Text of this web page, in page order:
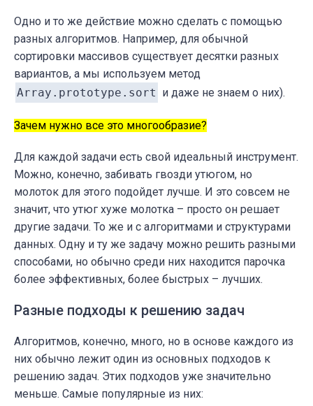
Одно и то же действие можно сделать с помощью
разных алгоритмов. Например, для обычной
сортировки массивов существует десятки разных
вариантов, а мы используем метод
Array.prototype.sort и даже не знаем о них).
Зачем нужно все это многообразие?
Для каждой задачи есть свой идеальный инструмент.
Можно, конечно, забивать гвозди утюгом, но
молоток для этого подойдет лучше. И это совсем не
значит, что утюг хуже молотка – просто он решает
другие задачи. То же и с алгоритмами и структурами
данных. Одну и ту же задачу можно решить разными
способами, но обычно среди них находится парочка
более эффективных, более быстрых – лучших.
Разные подходы к решению задач
Алгоритмов, конечно, много, но в основе каждого из
них обычно лежит один из основных подходов к
решению задач. Этих подходов уже значительно
меньше. Самые популярные из них: